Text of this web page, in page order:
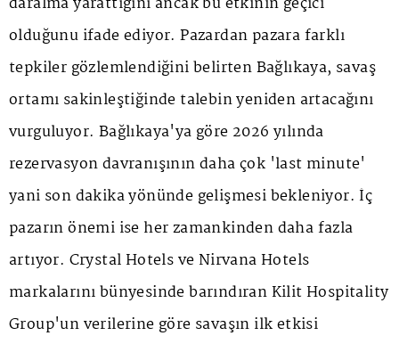
olduğunu ifade ediyor. Pazardan pazara farklı
tepkiler gözlemlendiğini belirten Bağlıkaya, savaş
ortamı sakinleştiğinde talebin yeniden artacağını
vurguluyor. Bağlıkaya'ya göre 2026 yılında
rezervasyon davranışının daha çok 'last minute'
yani son dakika yönünde gelişmesi bekleniyor. İç
pazarın önemi ise her zamankinden daha fazla
artıyor. Crystal Hotels ve Nirvana Hotels
markalarını bünyesinde barındıran Kilit Hospitality
Group'un verilerine göre savaşın ilk etkisi